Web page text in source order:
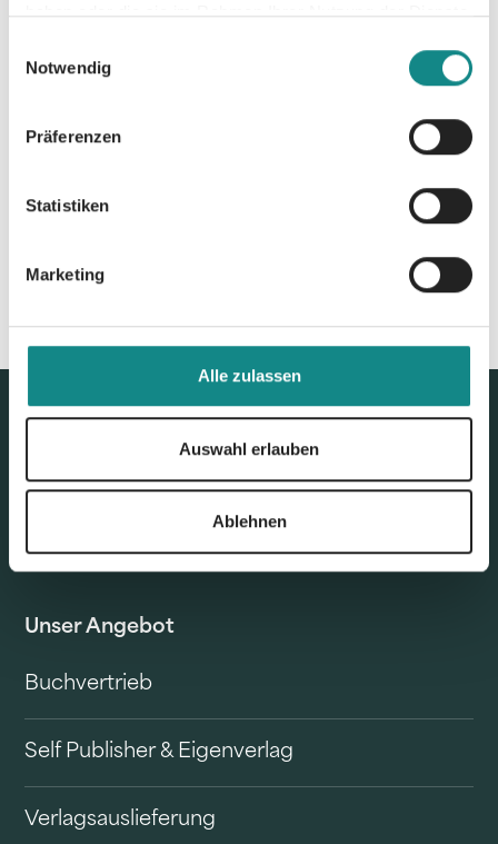
haben oder die sie im Rahmen Ihrer Nutzung der Dienste
Notwendig
Präferenzen
Statistiken
Marketing
Alle zulassen
Auswahl erlauben
Ablehnen
Unser Angebot
Buchvertrieb
Self Publisher & Eigenverlag
Verlagsauslieferung